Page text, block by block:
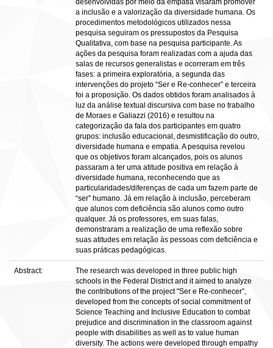
desenvolvidas por meio da empatia visaram promover
a inclusão e a valorização da diversidade humana. Os
procedimentos metodológicos utilizados nessa
pesquisa seguiram os pressupostos da Pesquisa
Qualitativa, com base na pesquisa participante. As
ações da pesquisa foram realizadas com a ajuda das
salas de recursos generalistas e ocorreram em três
fases: a primeira exploratória, a segunda das
intervenções do projeto “Ser e Re-conhecer” e terceira
foi a proposição. Os dados obtidos foram analisados à
luz da análise textual discursiva com base no trabalho
de Moraes e Galiazzi (2016) e resultou na
categorização da fala dos participantes em quatro
grupos: inclusão educacional, desmistificação do outro,
diversidade humana e empatia. A pesquisa revelou
que os objetivos foram alcançados, pois os alunos
passaram a ter uma atitude positiva em relação à
diversidade humana, reconhecendo que as
particularidades/diferenças de cada um fazem parte de
“ser” humano. Já em relação à inclusão, perceberam
que alunos com deficiência são alunos como outro
qualquer. Já os professores, em suas falas,
demonstraram a realização de uma reflexão sobre
suas atitudes em relação às pessoas com deficiência e
suas práticas pedagógicas.
Abstract:
The research was developed in three public high
schools in the Federal District and it aimed to analyze
the contributions of the project "Ser e Re-conhecer”,
developed from the concepts of social commitment of
Science Teaching and Inclusive Education to combat
prejudice and discrimination in the classroom against
people with disabilities as well as to value human
diversity. The actions were developed through empathy